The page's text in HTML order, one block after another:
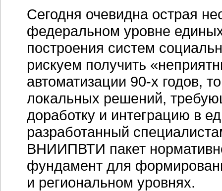
Сегодня очевидна острая
федеральном уровне
построения систем
рискуем получить
автоматизации 90-х годов,
локальных решений,
доработку и интеграцию в
разработанный
ВНИИПВТИ пакет
фундамент для
и региональном уровнях.